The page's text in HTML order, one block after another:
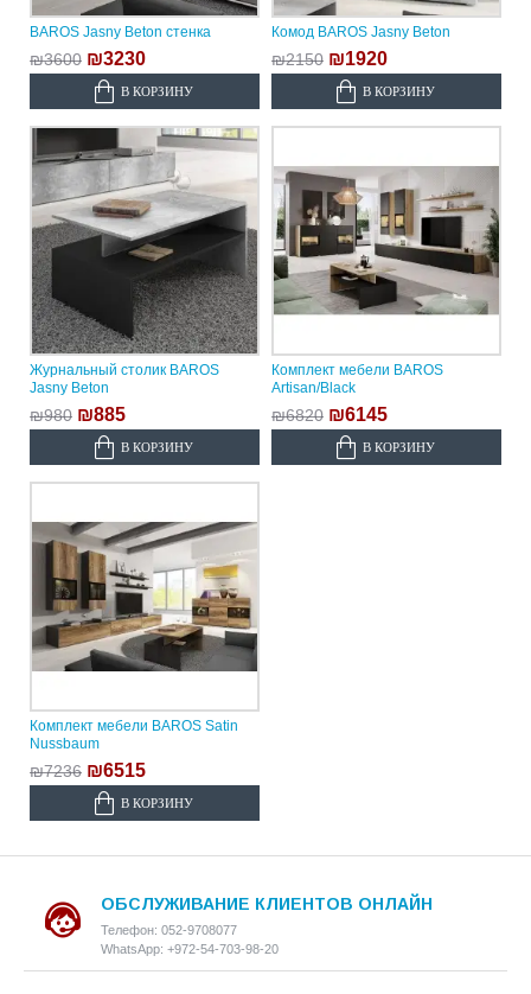
BAROS Jasny Beton стенка
₪3600 ₪3230
В КОРЗИНУ
Комод BAROS Jasny Beton
₪2150 ₪1920
В КОРЗИНУ
Журнальный столик BAROS
Jasny Beton
₪980 ₪885
В КОРЗИНУ
Комплект мебели BAROS
Artisan/Black
₪6820 ₪6145
В КОРЗИНУ
Комплект мебели BAROS Satin
Nussbaum
₪7236 ₪6515
В КОРЗИНУ
ОБСЛУЖИВАНИЕ КЛИЕНТОВ ОНЛАЙН
Телефон: 052-9708077
WhatsApp: +972-54-703-98-20